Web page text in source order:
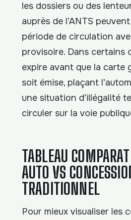
les dossiers ou des
auprès de l’ANTS
période de circulation
provisoire. Dans certains
expire avant que la carte
soit émise, plaçant
une situation d’illégalité
circuler sur la voie
TABLEAU
AUTO VS
TRADITIONNEL
Pour mieux visualiser les